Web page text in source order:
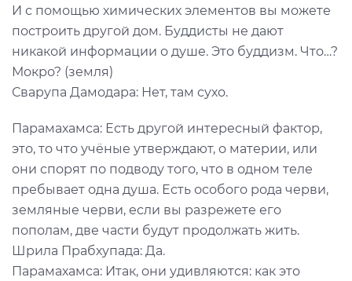
И с помощью химических элементов вы можете
построить другой дом. Буддисты не дают
никакой информации о душе. Это буддизм. Что…?
Мокро? (земля)
Сварупа Дамодара: Нет, там сухо.
Парамахамса: Есть другой интересный фактор,
это, то что учёные утверждают, о материи, или
они спорят по подводу того, что в одном теле
пребывает одна душа. Есть особого рода черви,
земляные черви, если вы разрежете его
пополам, две части будут продолжать жить.
Шрила Прабхупада: Да.
Парамахамса: Итак, они удивляются: как это